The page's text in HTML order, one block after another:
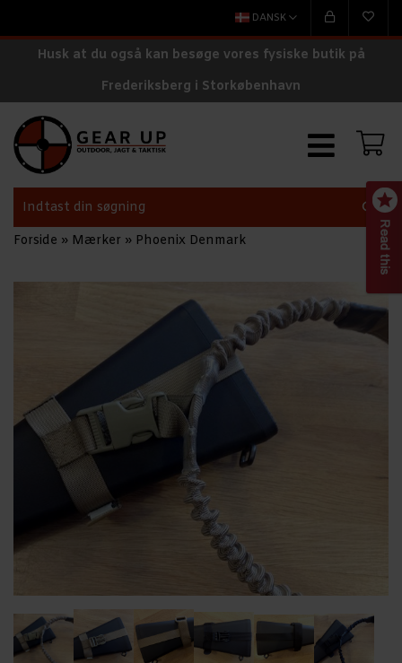
DANSK
Husk at du også kan besøge vores fysiske butik på
Frederiksberg i Storkøbenhavn
Forside » Mærker » Phoenix Denmark